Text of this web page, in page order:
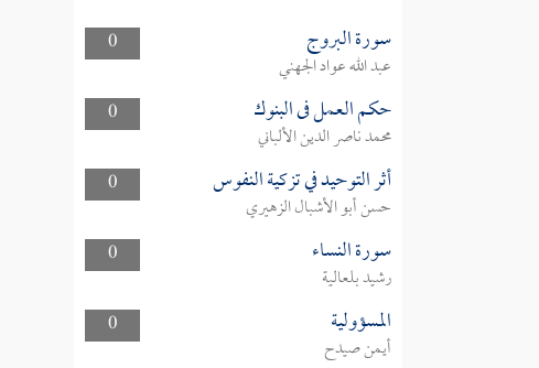
0 سورة البروج
عبد الله عواد الجهني
0
حكم العمل فى البنوك
محمد ناصر الدين الألباني
0
أثر التوحيد في تزكية النفوس
حسن أبو الأشبال الزهيري
0
سورة النساء
رشيد بلعالية
0
المسؤولية
أيمن صيدح